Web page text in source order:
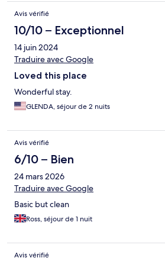
Avis vérifié
10/10 – Exceptionnel
14 juin 2024
Traduire avec Google
Loved this place
Wonderful stay.
GLENDA, séjour de 2 nuits
Avis vérifié
6/10 – Bien
24 mars 2026
Traduire avec Google
Basic but clean
Ross, séjour de 1 nuit
Avis vérifié